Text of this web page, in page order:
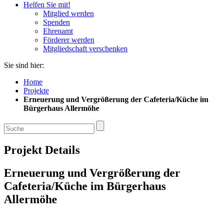
Helfen Sie mit!
Mitglied werden
Spenden
Ehrenamt
Förderer werden
Mitgliedschaft verschenken
Sie sind hier:
Home
Projekte
Erneuerung und Vergrößerung der Cafeteria/Küche im
Bürgerhaus Allermöhe
Projekt Details
Erneuerung und Vergrößerung der
Cafeteria/Küche im Bürgerhaus
Allermöhe